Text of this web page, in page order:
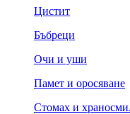
Цистит
Бъбреци
Очи и уши
Памет и оросяване
Стомах и